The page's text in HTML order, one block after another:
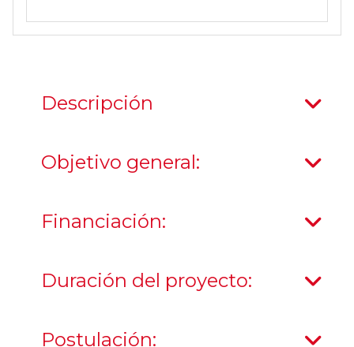
Descripción
Objetivo general:
Financiación:
Duración del proyecto:
Postulación: